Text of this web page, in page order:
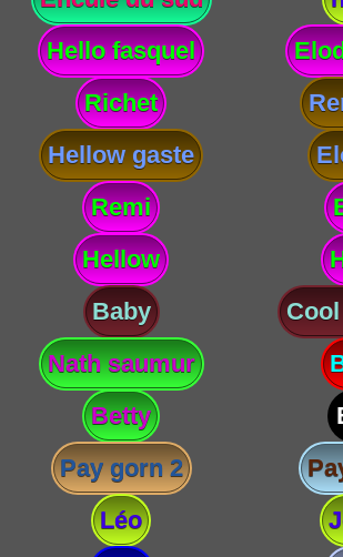
Hello fasquel
Richet
Hellow gaste
Remi
Hellow
Baby
Nath saumur
Betty
Pay gorn 2
Léo